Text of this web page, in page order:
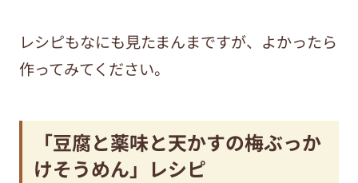
レシピもなにも見たまんまですが、よかったら
作ってみてください。
「豆腐と薬味と天かすの梅ぶっか
けそうめん」レシピ